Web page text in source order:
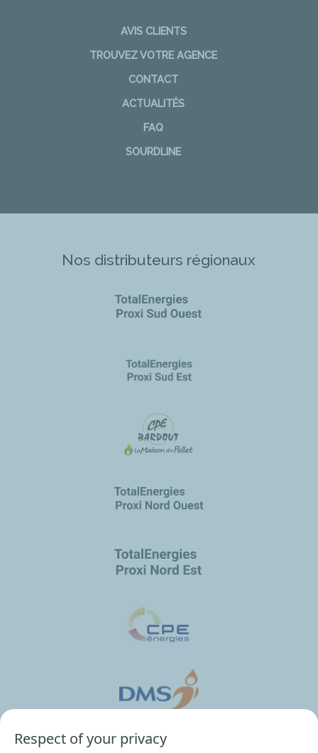
AVIS CLIENTS
TROUVEZ VOTRE AGENCE
CONTACT
ACTUALITÉS
FAQ
SOURDLINE
Nos distributeurs régionaux
Respect of your privacy